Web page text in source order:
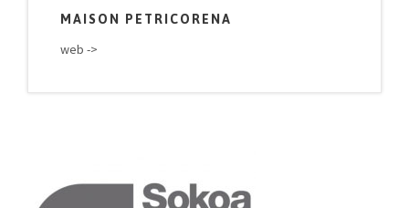
MAISON PETRICORENA
web ->